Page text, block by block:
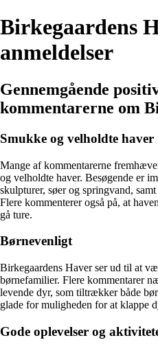
Birkegaardens
anmeldelser
Gennemgående
kommentarerne om
Smukke og velholdte haver
Mange af kommentarerne
og velholdte haver. Besøgende er
skulpturer, søer og springvand,
Flere kommenterer også på, at
gå ture.
Børnevenligt
Birkegaardens Haver ser ud til at
børnefamilier. Flere kommentarer
levende dyr, som tiltrækker både
glade for muligheden for at klappe
Gode oplevelser og